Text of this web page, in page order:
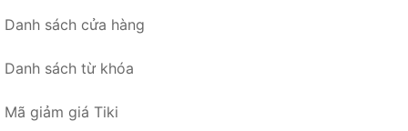
Danh sách cửa hàng
Danh sách từ khóa
Mã giảm giá Tiki